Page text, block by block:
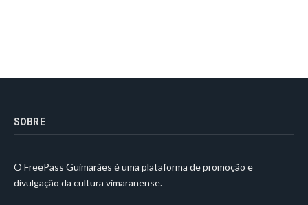
SOBRE
O FreePass Guimarães é uma plataforma de promoção e
divulgação da cultura vimaranense.